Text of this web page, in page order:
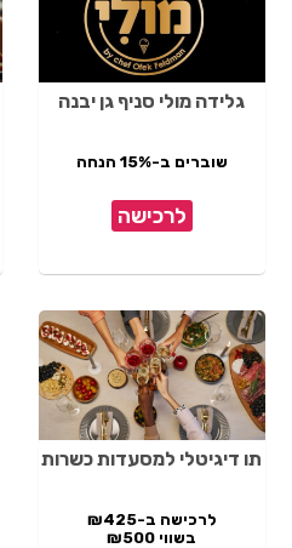
גלידה מולי סניף גן יבנה
שוברים ב-15% הנחה
לרכישה
תו דיגיטלי למסעדות כשרות
לרכישה ב-₪425
בשווי ₪500